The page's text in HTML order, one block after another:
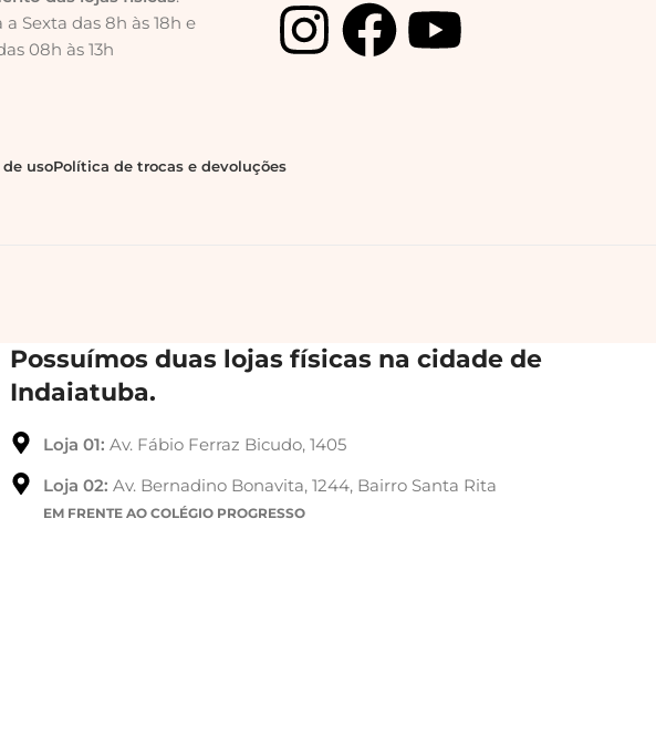
a Sexta das 8h às 18h e
08h às 13h
usoPolítica de trocas e devoluções
Possuímos duas lojas físicas na cidade de
Indaiatuba.
Loja 01: Av. Fábio Ferraz Bicudo, 1405
Loja 02: Av. Bernadino Bonavita, 1244, Bairro Santa Rita
EM FRENTE AO COLÉGIO PROGRESSO